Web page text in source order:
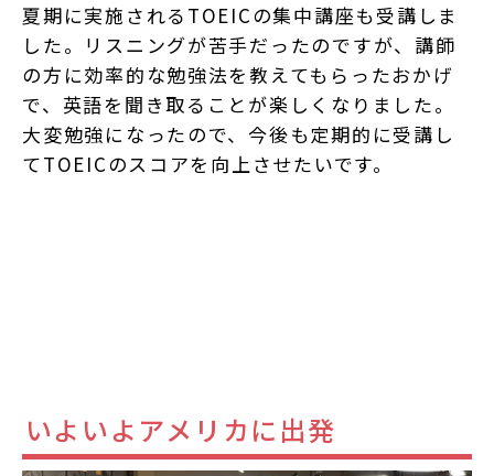
夏期に実施されるTOEICの集中講座も受講しま
した。リスニングが苦手だったのですが、講師
の方に効率的な勉強法を教えてもらったおかげ
で、英語を聞き取ることが楽しくなりました。
大変勉強になったので、今後も定期的に受講し
てTOEICのスコアを向上させたいです。
いよいよアメリカに出発